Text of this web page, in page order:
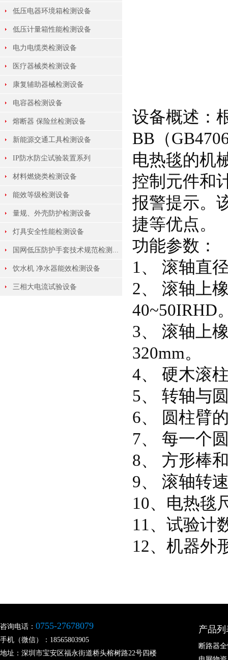
低压电器环境箱检测设备
低压计量箱性能检测设备
电力电缆类检测设备
医疗器械类检测设备
康复辅助器械检测设备
电容器检测设备
熔断器 保险丝检测设备
新能源交通工具检测设备
IP防水防尘试验装置系列
材料燃烧类检测设备
能效等级检测设备
量规、外壳防护检测设备
灯具安全性能检测设备
国网低压防护手套技术规范检测...
饮水机 净水器能效检测设备
三相大电流试验设备
设备概述：
BB（
电热毯的机
控制元件和
报警提示。
捷等优点。
功能参数：
1、 滚轴直
2、 滚轴上
40~50IRHD
3、 滚轴上
320mm。
4、 硬木滚
5、 转轴与
6、 圆柱臂
7、 每一个
8、 方形棒
9、 滚轴转
10、电热毯
11、试验计
12、机器外
咨询电话： 0755-27678079
手机（微信）：18565803905
地址：深圳市宝安区福永街道桥头榕树路22号四楼
产品列
断路器